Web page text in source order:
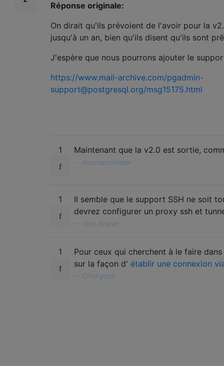
Réponse originale:
On dirait qu'ils prévoient de l'avoir pour la
jusqu'à un an, bien qu'ils disent qu'ils sont
J'espère que nous pourrons ajouter le
https://www.mail-archive.com/pgadmin-
support@postgresql.org/msg15175.html
1 Maintenant que la v2.0 est sortie,
mountainclimber
1
Il semble que le support SSH ne soit
devrez configurer un proxy ssh et
Chris Boylan
1
Pour ceux qui cherchent à le faire
sur la façon d' établir une connexion
CPHPython